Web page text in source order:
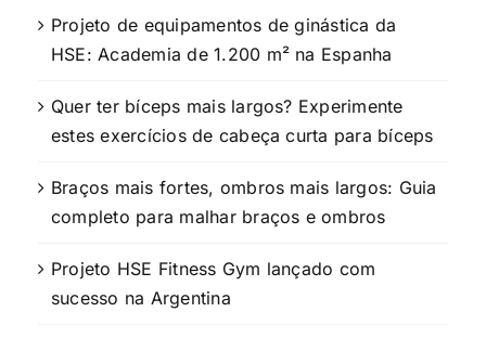
Projeto de equipamentos de ginástica da
HSE: Academia de 1.200 m² na Espanha
Quer ter bíceps mais largos? Experimente
estes exercícios de cabeça curta para bíceps
Braços mais fortes, ombros mais largos: Guia
completo para malhar braços e ombros
Projeto HSE Fitness Gym lançado com
sucesso na Argentina